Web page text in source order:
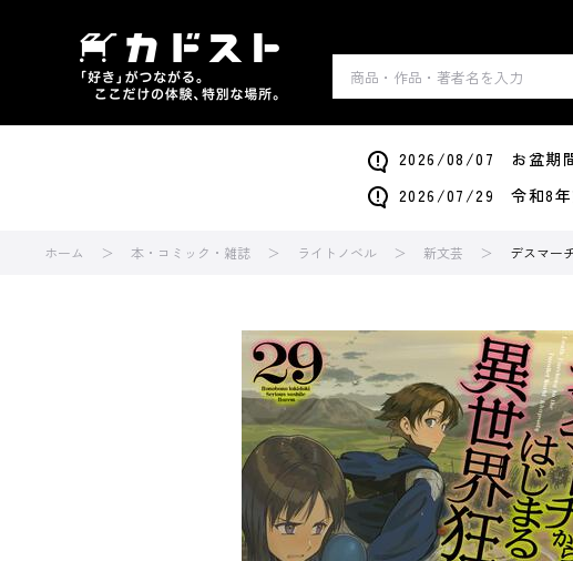
2026/08/07 お盆期間
2026/07/29 令和8年
ホーム 本・コミック・雑誌 ライトノベル 新文芸 デスマー